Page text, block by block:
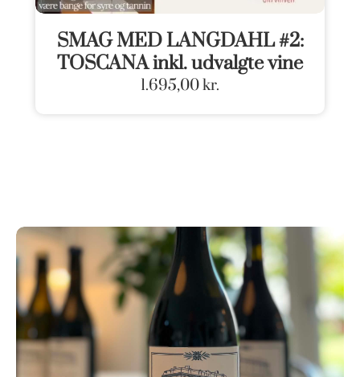
SMAG MED LANGDAHL #2:
TOSCANA inkl. udvalgte vine
1.695,00kr.